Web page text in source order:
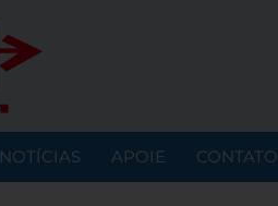
NOTÍCIAS APOIE CONTATO